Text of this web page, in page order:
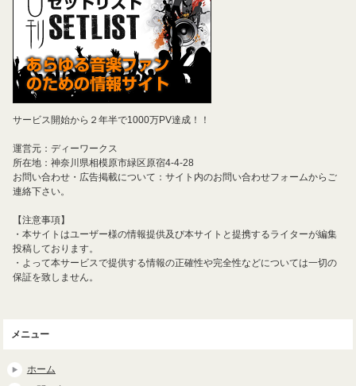
サービス開始から２年半で1000万PV達成！！
運営元：ディーワークス
所在地：神奈川県相模原市緑区原宿4-4-28
お問い合わせ・広告掲載について：サイト内のお問い合わせフォームからご
連絡下さい。
【注意事項】
・本サイトはユーザー様の情報提供及び本サイトと提携するライターが編集
投稿しております。
・よって本サービスで提供する情報の正確性や完全性などについては一切の
保証を致しません。
メニュー
ホーム